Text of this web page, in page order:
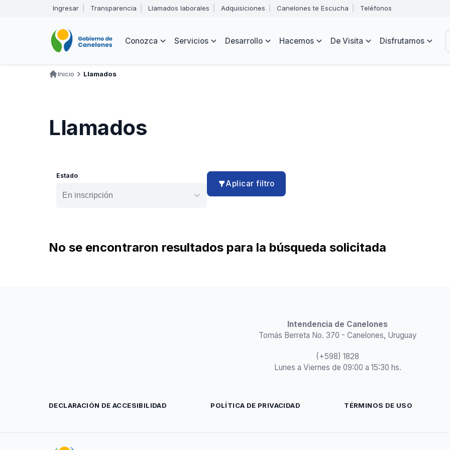
de
Abrir
menú
navegación
Ingresar Transparencia Llamados laborales Adquisiciones Canelones te Escucha Teléfonos
Navegación
Conozca Servicios Desarrollo Hacemos De Visita Disfrutamos
Inicio Llamados
Llamados
Estado
Aplicar filtro
No se encontraron resultados para la búsqueda solicitada
Intendencia de Canelones
Tomás Berreta No. 370 - Canelones, Uruguay
(+598) 1828
Lunes a Viernes de 09:00 a 15:30 hs.
DECLARACIÓN DE ACCESIBILIDAD POLÍTICA DE PRIVACIDAD TÉRMINOS DE USO